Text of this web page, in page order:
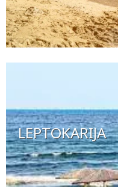
LEPTOKARIJA